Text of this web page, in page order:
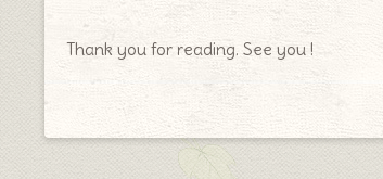
Thank you for reading. See you !